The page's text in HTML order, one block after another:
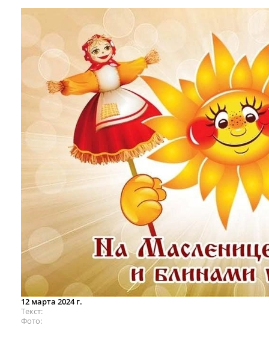
12 марта 2024 г.
Текст
Фото